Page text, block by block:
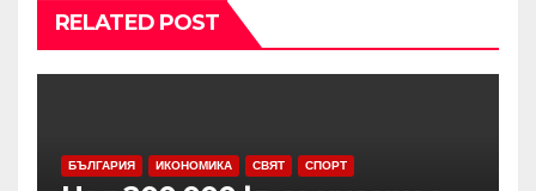
RELATED POST
БЪЛГАРИЯ ИКОНОМИКА СВЯТ СПОРТ